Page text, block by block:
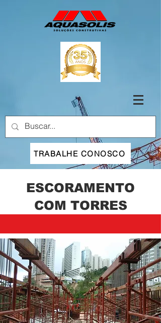
TRABALHE CONOSCO
ESCORAMENTO
COM TORRES